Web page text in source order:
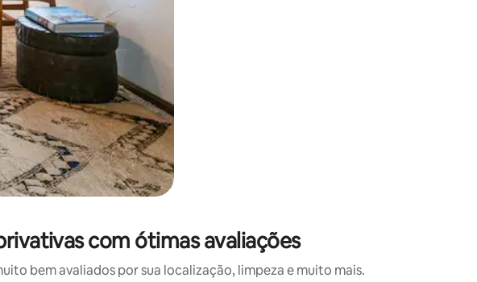
com ótimas avaliações
bem avaliados por sua localização, limpeza e muito mais.